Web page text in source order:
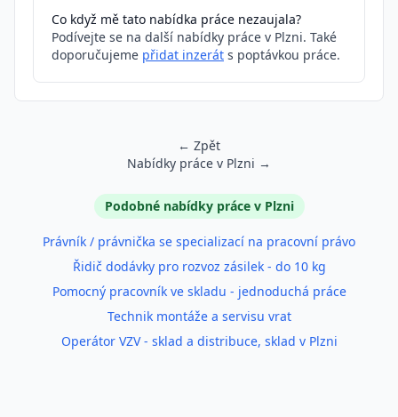
Co když mě tato nabídka práce nezaujala?
Podívejte se na další nabídky práce v Plzni. Také
doporučujeme přidat inzerát s poptávkou práce.
← Zpět
Nabídky práce v Plzni →
Podobné inzerátyPodobné nabídky práce v Plzni
Právník / právnička se specializací na pracovní právo
Řidič dodávky pro rozvoz zásilek - do 10 kg
Pomocný pracovník ve skladu - jednoduchá práce
Technik montáže a servisu vrat
Operátor VZV - sklad a distribuce, sklad v Plzni